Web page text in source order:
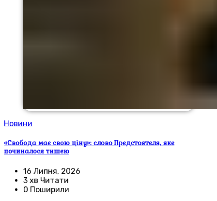
Новини
«Свобода має свою ціну»: слово Предстоятеля, яке
починалося тишею
16 Липня, 2026
3 хв Читати
0 Поширили